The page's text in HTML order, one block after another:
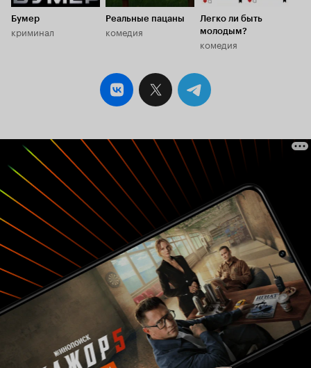
Бумер
криминал
Реальные пацаны
комедия
Легко ли быть
молодым?
комедия